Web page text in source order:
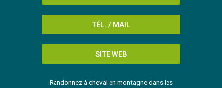
TÉL. / MAIL
SITE WEB
Randonnez à cheval en montagne dans les